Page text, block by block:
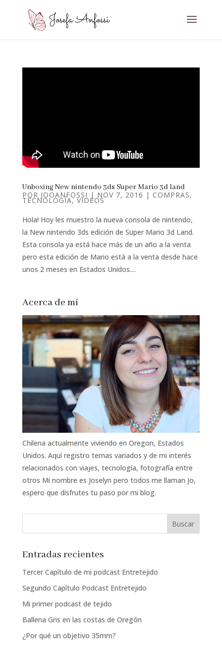
Unboxing New nintendo 3ds Super Mario 3d land
POR JOOANFOSSI | NOV 7, 2016 | COMPRAS,
TECNOLOGÍA, VIDEOS
Hola! Hoy les muestro la nueva consola de nintendo,
la New nintendo 3ds edición de Super Mario 3d Land.
Esta consola ya está hace más de un año a la venta
pero esta edición de Mario está a la venta desde hace
unos 2 meses en Estados Unidos....
Acerca de mí
Chilena actualmente viviendo en Oregon, Estados
Unidos. Aquí registro temas variados y de mi interés
relacionados con viajes, tecnología, fotografía entre
otros Mi nombre es Joselyn pero todos me llaman Jo,
espero que disfrutes tu paso por mi blog.
Entradas recientes
Tercer Capítulo de mi podcast Entretejido
Segundo Capítulo Podcast Entretejido
Mi primer podcast de tejido
Ballena Gris en las costas de Oregón
¿Por qué un objetivo 35mm?